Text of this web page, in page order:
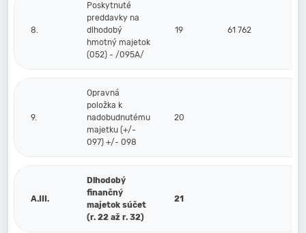
8.
Poskytnuté
preddavky na
dlhodobý
hmotný majetok
(052) - /095A/
19 61 762
9.
Opravná
položka k
nadobudnutému
majetku (+/-
097) +/- 098
20
A.III.
Dlhodobý
finančný
majetok súčet
(r. 22 až r. 32)
21